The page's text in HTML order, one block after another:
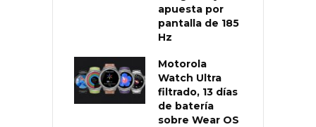
apuesta por
pantalla de 185
Hz
Motorola
Watch Ultra
filtrado, 13 días
de batería
sobre Wear OS